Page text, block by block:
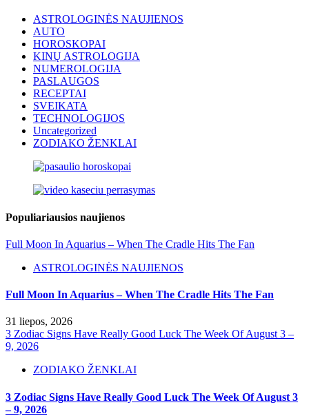
ASTROLOGINĖS NAUJIENOS
AUTO
HOROSKOPAI
KINŲ ASTROLOGIJA
NUMEROLOGIJA
PASLAUGOS
RECEPTAI
SVEIKATA
TECHNOLOGIJOS
Uncategorized
ZODIAKO ŽENKLAI
Populiariausios naujienos
Full Moon In Aquarius – When The Cradle Hits The Fan
ASTROLOGINĖS NAUJIENOS
Full Moon In Aquarius – When The Cradle Hits The Fan
31 liepos, 2026
3 Zodiac Signs Have Really Good Luck The Week Of August 3 –
9, 2026
ZODIAKO ŽENKLAI
3 Zodiac Signs Have Really Good Luck The Week Of August 3
– 9, 2026